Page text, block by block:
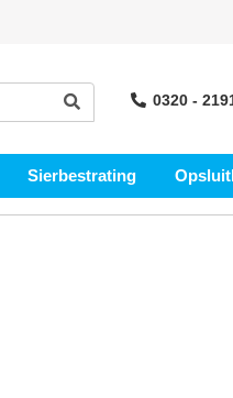
0320 -
Sierbestrating